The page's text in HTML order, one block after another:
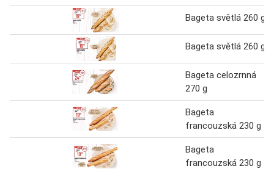
Bageta světlá 260 g
Bageta světlá 260 g
Bageta celozrnná
270 g
Bageta
francouzská 230 g
Bageta
francouzská 230 g